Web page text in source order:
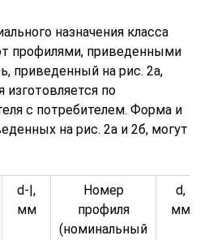
назначения класса
профилями, приведенными
приведенный на рис. 2а,
изготовляется по
с потребителем. Форма и
на рис. 2а и 2б, могут
d-|,
мм
Номер
профиля
(номинальный
d,
мм